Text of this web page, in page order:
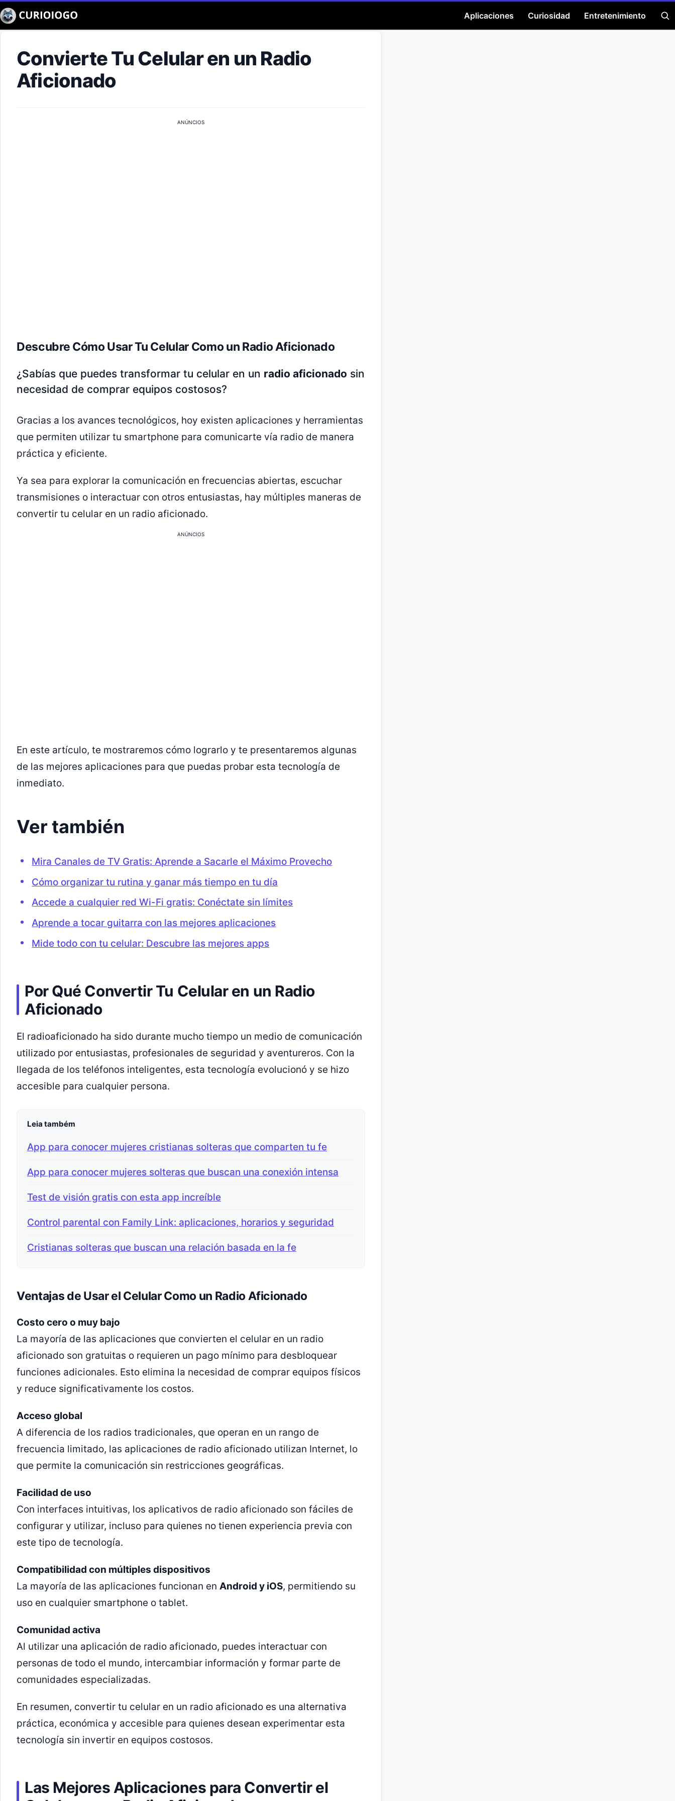
Aplicaciones Curiosidad Entretenimiento
Convierte Tu Celular en un Radio
Aficionado
ANÚNCIOS
Descubre Cómo Usar Tu Celular Como un Radio Aficionado
¿Sabías que puedes transformar tu celular en un radio aficionado sin
necesidad de comprar equipos costosos?
Gracias a los avances tecnológicos, hoy existen aplicaciones y herramientas
que permiten utilizar tu smartphone para comunicarte vía radio de manera
práctica y eficiente.
Ya sea para explorar la comunicación en frecuencias abiertas, escuchar
transmisiones o interactuar con otros entusiastas, hay múltiples maneras de
convertir tu celular en un radio aficionado.
ANÚNCIOS
En este artículo, te mostraremos cómo lograrlo y te presentaremos algunas
de las mejores aplicaciones para que puedas probar esta tecnología de
inmediato.
Ver también
Mira Canales de TV Gratis: Aprende a Sacarle el Máximo Provecho
Cómo organizar tu rutina y ganar más tiempo en tu día
Accede a cualquier red Wi-Fi gratis: Conéctate sin límites
Aprende a tocar guitarra con las mejores aplicaciones
Mide todo con tu celular: Descubre las mejores apps
Por Qué Convertir Tu Celular en un Radio
Aficionado
El radioaficionado ha sido durante mucho tiempo un medio de comunicación
utilizado por entusiastas, profesionales de seguridad y aventureros. Con la
llegada de los teléfonos inteligentes, esta tecnología evolucionó y se hizo
accesible para cualquier persona.
Leia também
App para conocer mujeres cristianas solteras que comparten tu fe
App para conocer mujeres solteras que buscan una conexión intensa
Test de visión gratis con esta app increíble
Control parental con Family Link: aplicaciones, horarios y seguridad
Cristianas solteras que buscan una relación basada en la fe
Ventajas de Usar el Celular Como un Radio Aficionado
Costo cero o muy bajo
La mayoría de las aplicaciones que convierten el celular en un radio
aficionado son gratuitas o requieren un pago mínimo para desbloquear
funciones adicionales. Esto elimina la necesidad de comprar equipos físicos
y reduce significativamente los costos.
Acceso global
A diferencia de los radios tradicionales, que operan en un rango de
frecuencia limitado, las aplicaciones de radio aficionado utilizan Internet, lo
que permite la comunicación sin restricciones geográficas.
Facilidad de uso
Con interfaces intuitivas, los aplicativos de radio aficionado son fáciles de
configurar y utilizar, incluso para quienes no tienen experiencia previa con
este tipo de tecnología.
Compatibilidad con múltiples dispositivos
La mayoría de las aplicaciones funcionan en Android y iOS, permitiendo su
uso en cualquier smartphone o tablet.
Comunidad activa
Al utilizar una aplicación de radio aficionado, puedes interactuar con
personas de todo el mundo, intercambiar información y formar parte de
comunidades especializadas.
En resumen, convertir tu celular en un radio aficionado es una alternativa
práctica, económica y accesible para quienes desean experimentar esta
tecnología sin invertir en equipos costosos.
Las Mejores Aplicaciones para Convertir el